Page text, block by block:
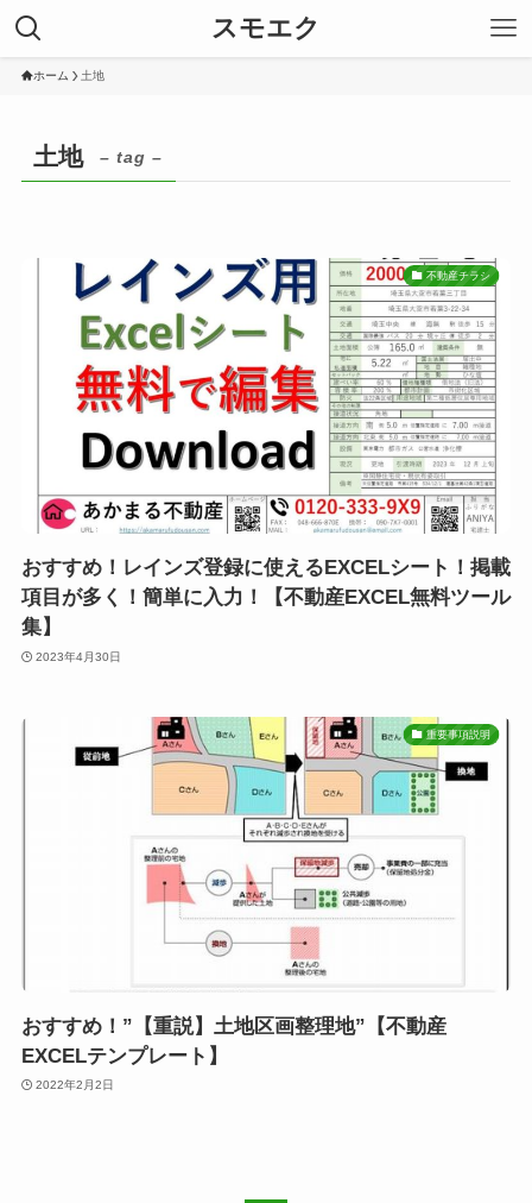
スモエク
ホーム 土地
土地 – tag –
不動産チラシ
おすすめ！レインズ登録に使えるEXCELシート！掲載
項目が多く！簡単に入力！【不動産EXCEL無料ツール
集】
2023年4月30日
重要事項説明
おすすめ！”【重説】土地区画整理地”【不動産
EXCELテンプレート】
2022年2月2日